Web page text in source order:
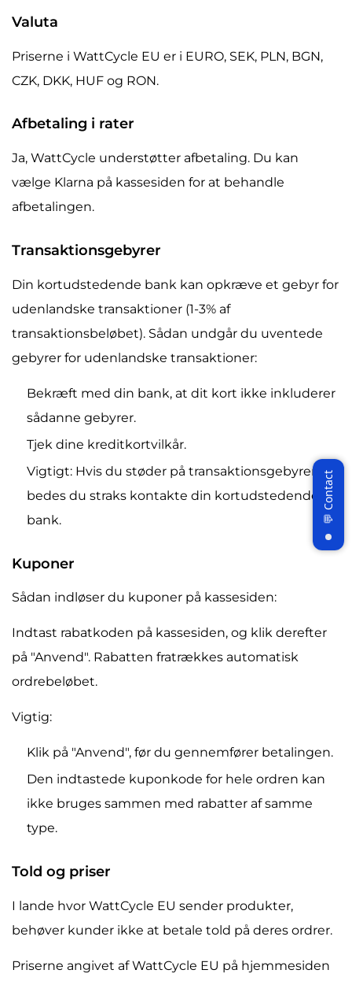
Valuta
Priserne i WattCycle EU er i EURO, SEK, PLN, BGN,
CZK, DKK, HUF og RON.
Afbetaling i rater
Ja, WattCycle understøtter afbetaling. Du kan
vælge Klarna på kassesiden for at behandle
afbetalingen.
Transaktionsgebyrer
Din kortudstedende bank kan opkræve et gebyr for
udenlandske transaktioner (1-3% af
transaktionsbeløbet). Sådan undgår du uventede
gebyrer for udenlandske transaktioner:
Bekræft med din bank, at dit kort ikke inkluderer
sådanne gebyrer.
Tjek dine kreditkortvilkår.
Vigtigt: Hvis du støder på transaktionsgebyrer,
bedes du straks kontakte din kortudstedende
bank.
Kuponer
Sådan indløser du kuponer på kassesiden:
Indtast rabatkoden på kassesiden, og klik derefter
på "Anvend". Rabatten fratrækkes automatisk
ordrebeløbet.
Vigtig:
Klik på "Anvend", før du gennemfører betalingen.
Den indtastede kuponkode for hele ordren kan
ikke bruges sammen med rabatter af samme
type.
Told og priser
I lande hvor WattCycle EU sender produkter,
behøver kunder ikke at betale told på deres ordrer.
Priserne angivet af WattCycle EU på hjemmesiden